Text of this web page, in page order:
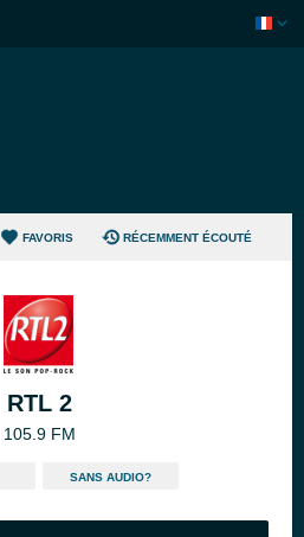
FAVORIS RÉCEMMENT ÉCOUTÉ
RTL 2
105.9 FM
SANS AUDIO?